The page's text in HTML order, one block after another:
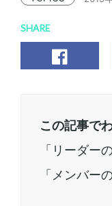
SHARE
この記事で
「リーダー
「メンバー